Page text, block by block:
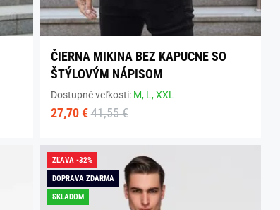
ČIERNA MIKINA BEZ KAPUCNE SO
ŠTÝLOVÝM NÁPISOM
Dostupné veľkosti: M, L,XXL
27,70 € 41,55 €
ZĽAVA -32%
DOPRAVA ZDARMA
SKLADOM